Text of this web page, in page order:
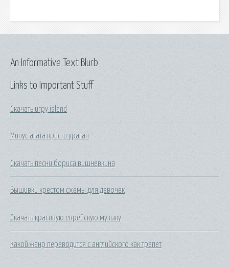
Links to Important Stuff
Скачать игру island
Минус агата кристи ураган
Скачать песни бориса вишневкина
Вышивки крестом схемы для девочек
Скачать красивую еврейскую музыку
Какой жанр переводится с английского как трепет
An Informative Text Blurb